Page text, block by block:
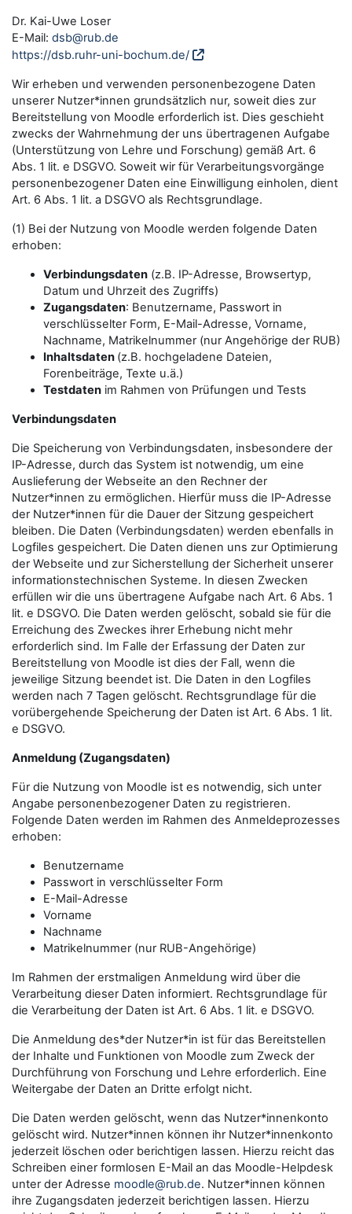
Dr. Kai-Uwe Loser
E-Mail: dsb@rub.de
https://dsb.ruhr-uni-bochum.de/
Wir erheben und verwenden personenbezogene Daten
unserer Nutzer*innen grundsätzlich nur, soweit dies zur
Bereitstellung von Moodle erforderlich ist. Dies geschieht
zwecks der Wahrnehmung der uns übertragenen Aufgabe
(Unterstützung von Lehre und Forschung) gemäß Art. 6
Abs. 1 lit. e DSGVO. Soweit wir für Verarbeitungsvorgänge
personenbezogener Daten eine Einwilligung einholen, dient
Art. 6 Abs. 1 lit. a DSGVO als Rechtsgrundlage.
(1) Bei der Nutzung von Moodle werden folgende Daten
erhoben:
Verbindungsdaten (z.B. IP-Adresse, Browsertyp,
Datum und Uhrzeit des Zugriffs)
Zugangsdaten: Benutzername, Passwort in
verschlüsselter Form, E-Mail-Adresse, Vorname,
Nachname, Matrikelnummer (nur Angehörige der RUB)
Inhaltsdaten (z.B. hochgeladene Dateien,
Forenbeiträge, Texte u.ä.)
Testdaten im Rahmen von Prüfungen und Tests
Verbindungsdaten
Die Speicherung von Verbindungsdaten, insbesondere der
IP-Adresse, durch das System ist notwendig, um eine
Auslieferung der Webseite an den Rechner der
Nutzer*innen zu ermöglichen. Hierfür muss die IP-Adresse
der Nutzer*innen für die Dauer der Sitzung gespeichert
bleiben. Die Daten (Verbindungsdaten) werden ebenfalls in
Logfiles gespeichert. Die Daten dienen uns zur Optimierung
der Webseite und zur Sicherstellung der Sicherheit unserer
informationstechnischen Systeme. In diesen Zwecken
erfüllen wir die uns übertragene Aufgabe nach Art. 6 Abs. 1
lit. e DSGVO. Die Daten werden gelöscht, sobald sie für die
Erreichung des Zweckes ihrer Erhebung nicht mehr
erforderlich sind. Im Falle der Erfassung der Daten zur
Bereitstellung von Moodle ist dies der Fall, wenn die
jeweilige Sitzung beendet ist. Die Daten in den Logfiles
werden nach 7 Tagen gelöscht. Rechtsgrundlage für die
vorübergehende Speicherung der Daten ist Art. 6 Abs. 1 lit.
e DSGVO.
Anmeldung (Zugangsdaten)
Für die Nutzung von Moodle ist es notwendig, sich unter
Angabe personenbezogener Daten zu registrieren.
Folgende Daten werden im Rahmen des Anmeldeprozesses
erhoben:
Benutzername
Passwort in verschlüsselter Form
E-Mail-Adresse
Vorname
Nachname
Matrikelnummer (nur RUB-Angehörige)
Im Rahmen der erstmaligen Anmeldung wird über die
Verarbeitung dieser Daten informiert. Rechtsgrundlage für
die Verarbeitung der Daten ist Art. 6 Abs. 1 lit. e DSGVO.
Die Anmeldung des*der Nutzer*in ist für das Bereitstellen
der Inhalte und Funktionen von Moodle zum Zweck der
Durchführung von Forschung und Lehre erforderlich. Eine
Weitergabe der Daten an Dritte erfolgt nicht.
Die Daten werden gelöscht, wenn das Nutzer*innenkonto
gelöscht wird. Nutzer*innen können ihr Nutzer*innenkonto
jederzeit löschen oder berichtigen lassen. Hierzu reicht das
Schreiben einer formlosen E-Mail an das Moodle-Helpdesk
unter der Adresse moodle@rub.de. Nutzer*innen können
ihre Zugangsdaten jederzeit berichtigen lassen. Hierzu